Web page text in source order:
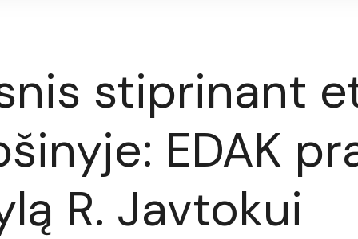
stiprinant
EDAK
R. Javtokui